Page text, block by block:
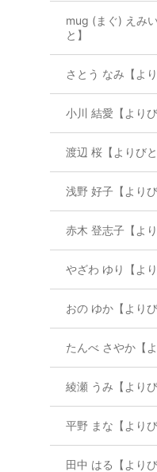
mug (まぐ) えみ
と】
さとう なみ【より
小川 結愛【よりび
渡辺 桜【よりびと
浅野 好子【よりび
赤木 登志子【より
やざわ ゆり【より
おの ゆか【よりび
たんべ さやか【よ
綾瀬 うみ【よりび
平野 まな【よりび
田中 はる【よりび